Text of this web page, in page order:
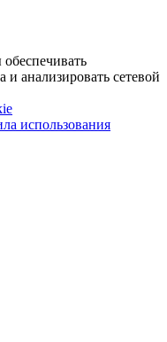
анализировать сетевой
использования